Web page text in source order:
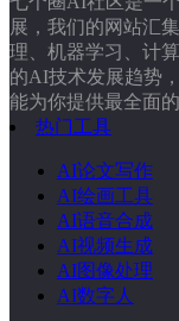
展，我们的网站汇
理、机器学习、计
的AI技术发展趋势
能为你提供最全面
热门工具
AI论文写作
AI绘画工具
AI语音合成
AI视频生成
AI图像处理
AI数字人